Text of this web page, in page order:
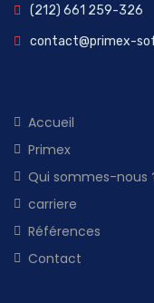
(212) 661 259-326
contact@primex-
Accueil
Primex
Qui sommes-nous
carriere
Références
Contact